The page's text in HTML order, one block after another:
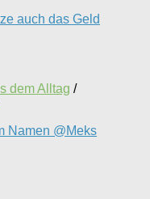
auch das Geld
dem Alltag /
Namen @Meks